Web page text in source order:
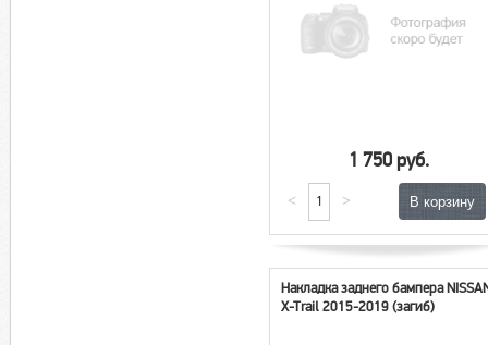
1 750 руб.
< >
Накладка заднего бампера
X-Trail 2015-2019 (загиб)